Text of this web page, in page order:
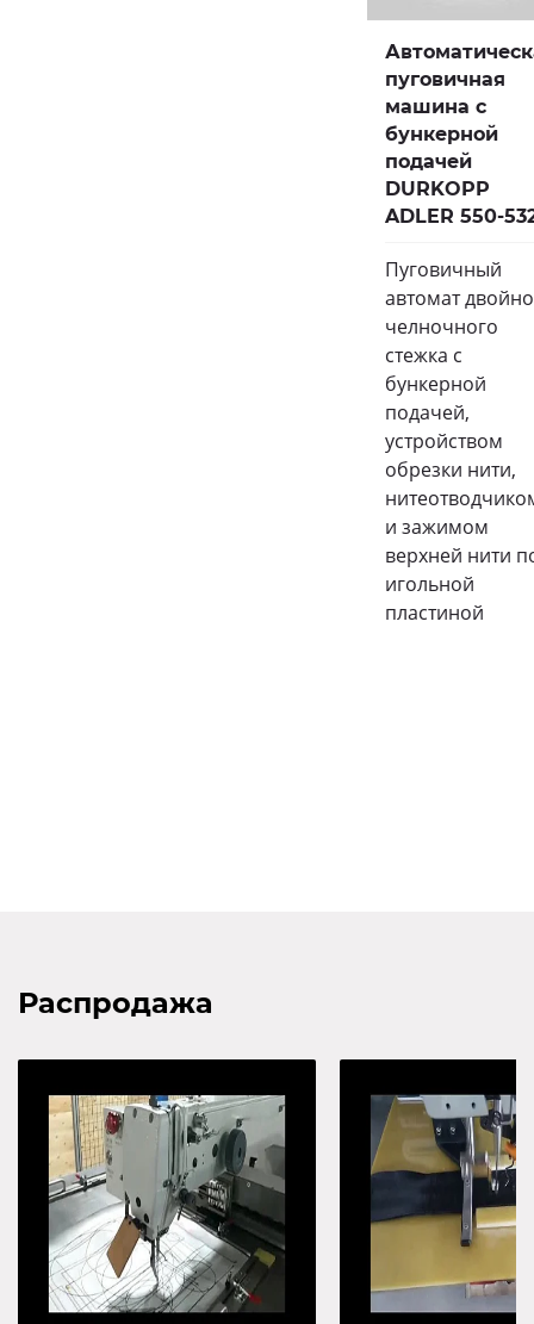
пуговичная
машина с
бункерной
подачей
DURKOPP
ADLER 550-
Пуговичный
автомат
челночного
стежка с
бункерной
подачей,
устройством
обрезки нити,
и зажимом
верхней нити
игольной
пластиной
Распродажа